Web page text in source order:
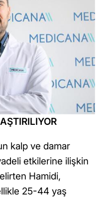
kalp ve damar
etkilerine ilişkin
Hamidi,
25-44 yaş